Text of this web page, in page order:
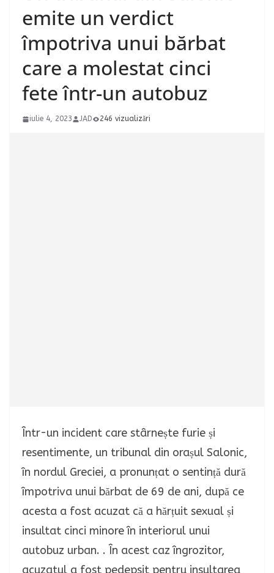
emite un verdict
împotriva unui bărbat
care a molestat cinci
fete într-un autobuz
iulie 4, 2023 JAD 246 vizualizări
Într-un incident care stârnește furie și
resentimente, un tribunal din orașul Salonic,
în nordul Greciei, a pronunțat o sentință dură
împotriva unui bărbat de 69 de ani, după ce
acesta a fost acuzat că a hărțuit sexual și
insultat cinci minore în interiorul unui
autobuz urban. . În acest caz îngrozitor,
acuzatul a fost pedepsit pentru insultarea